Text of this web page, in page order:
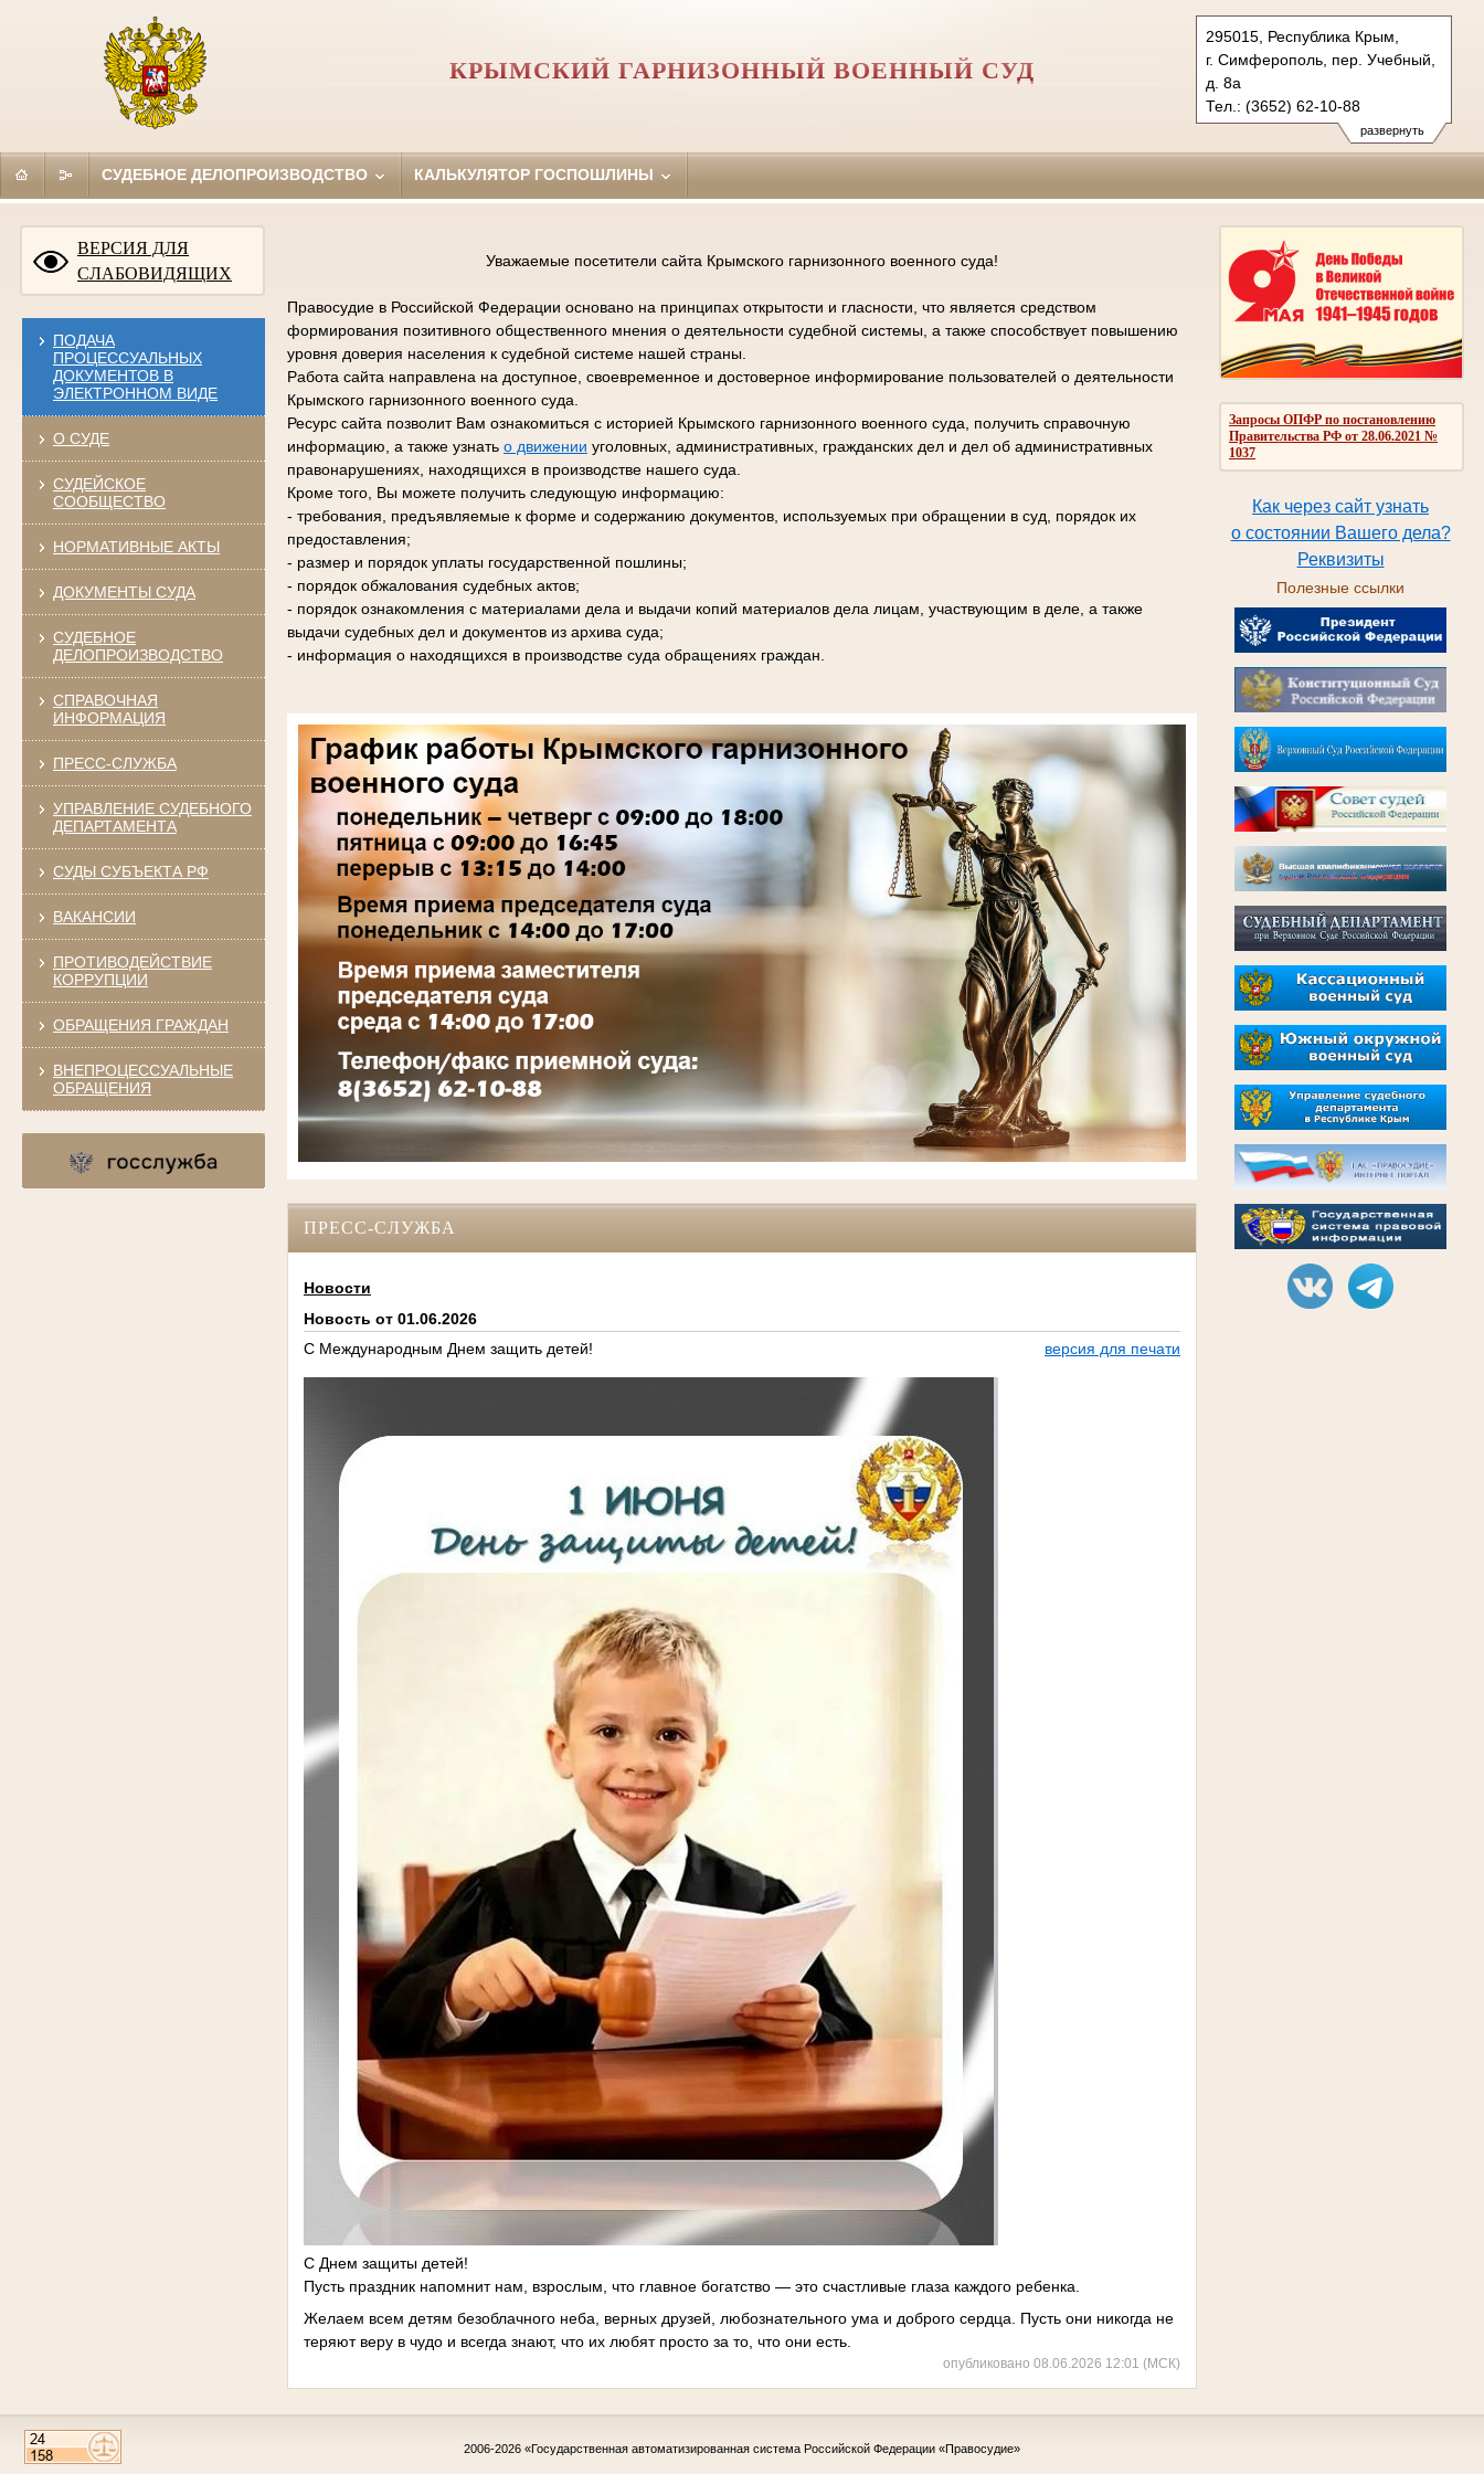
развернуть
295015, Республика Крым,
г. Симферополь, пер. Учебный,
д. 8а
Тел.: (3652) 62-10-88
gvs.krm@sudrf.ru
КРЫМСКИЙ ГАРНИЗОННЫЙ ВОЕННЫЙ СУД
СУДЕБНОЕ ДЕЛОПРОИЗВОДСТВО КАЛЬКУЛЯТОР ГОСПОШЛИНЫ
ВЕРСИЯ ДЛЯ
СЛАБОВИДЯЩИХ
ПОДАЧА
ПРОЦЕССУАЛЬНЫХ
ДОКУМЕНТОВ В
ЭЛЕКТРОННОМ ВИДЕ
О СУДЕ
СУДЕЙСКОЕ
СООБЩЕСТВО
НОРМАТИВНЫЕ АКТЫ
ДОКУМЕНТЫ СУДА
СУДЕБНОЕ
ДЕЛОПРОИЗВОДСТВО
СПРАВОЧНАЯ
ИНФОРМАЦИЯ
ПРЕСС-СЛУЖБА
УПРАВЛЕНИЕ СУДЕБНОГО
ДЕПАРТАМЕНТА
СУДЫ СУБЪЕКТА РФ
ВАКАНСИИ
ПРОТИВОДЕЙСТВИЕ
КОРРУПЦИИ
ОБРАЩЕНИЯ ГРАЖДАН
ВНЕПРОЦЕССУАЛЬНЫЕ
ОБРАЩЕНИЯ
Запросы ОПФР по постановлению
Правительства РФ от 28.06.2021 №
1037
Как через сайт узнать
о состоянии Вашего дела?
Реквизиты
Полезные ссылки
Уважаемые посетители сайта Крымского гарнизонного военного суда!
Правосудие в Российской Федерации основано на принципах открытости и гласности, что является средством
формирования позитивного общественного мнения о деятельности судебной системы, а также способствует повышению
уровня доверия населения к судебной системе нашей страны.
Работа сайта направлена на доступное, своевременное и достоверное информирование пользователей о деятельности
Крымского гарнизонного военного суда.
Ресурс сайта позволит Вам ознакомиться с историей Крымского гарнизонного военного суда, получить справочную
информацию, а также узнать о движении уголовных, административных, гражданских дел и дел об административных
правонарушениях, находящихся в производстве нашего суда.
Кроме того, Вы можете получить следующую информацию:
- требования, предъявляемые к форме и содержанию документов, используемых при обращении в суд, порядок их
предоставления;
- размер и порядок уплаты государственной пошлины;
- порядок обжалования судебных актов;
- порядок ознакомления с материалами дела и выдачи копий материалов дела лицам, участвующим в деле, а также
выдачи судебных дел и документов из архива суда;
- информация о находящихся в производстве суда обращениях граждан.
ПРЕСС-СЛУЖБА
Новости
Новость от 01.06.2026
С Международным Днем защить детей!
версия для печати
С Днем защиты детей!
Пусть праздник напомнит нам, взрослым, что главное богатство — это счастливые глаза каждого ребенка.
Желаем всем детям безоблачного неба, верных друзей, любознательного ума и доброго сердца. Пусть они никогда не
теряют веру в чудо и всегда знают, что их любят просто за то, что они есть.
опубликовано 08.06.2026 12:01 (МСК)
2006-2026 «Государственная автоматизированная система Российской Федерации «Правосудие»